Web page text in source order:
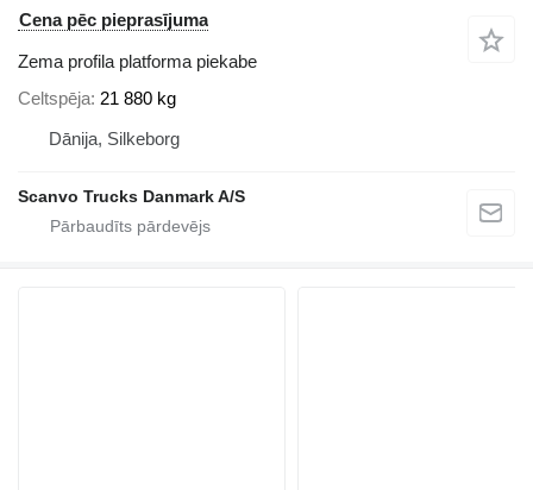
Cena pēc pieprasījuma
Zema profila platforma piekabe
Celtspēja 21 880 kg
Dānija, Silkeborg
Scanvo Trucks Danmark A/S